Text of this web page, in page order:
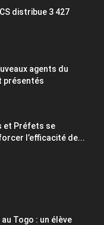
distribue 3 427
agents du
présentés
et Préfets se
l’efficacité de...
au Togo : un élève